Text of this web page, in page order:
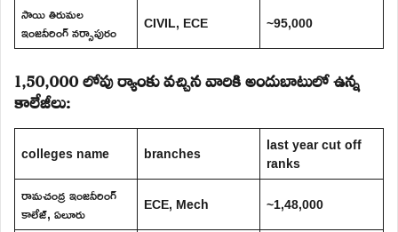
సాయి తిరుమల
ఇంజనీరింగ్ నర్సాపురం CIVIL, ECE ~95,000
1,50,000 లోపు ర్యాంకు వచ్చిన వారికి అందుబాటులో ఉన్న
కాలేజీలు:
colleges name branches last year cut off
ranks
రామచంద్ర ఇంజనీరింగ్
కాలేజ్, ఏలూరు ECE, Mech
~1,48,000